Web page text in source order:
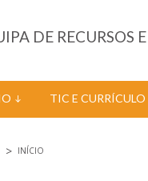
DE RECURSOS
TIC E CURRÍCULO
INÍCIO